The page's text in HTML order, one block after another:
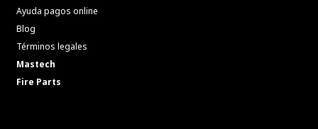
Ayuda pagos online
Blog
Términos legales
Mastech
Fire Parts